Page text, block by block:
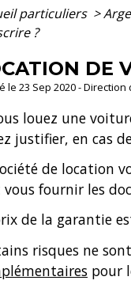
particuliers >
?
DE
le 23 Sep 2020 -
louez une
justifier, en cas
de location
fournir les
de la garantie
risques ne
pour